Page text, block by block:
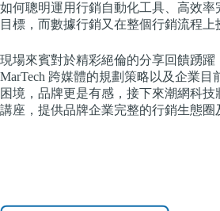
如何聰明運用行銷自動化工具、高效率
目標，而數據行銷又在整個行銷流程上
現場來賓對於精彩絕倫的分享回饋踴躍
MarTech 跨媒體的規劃策略以及企業目
困境，品牌更是有感，接下來潮網科技
講座，提供品牌企業完整的行銷生態圈